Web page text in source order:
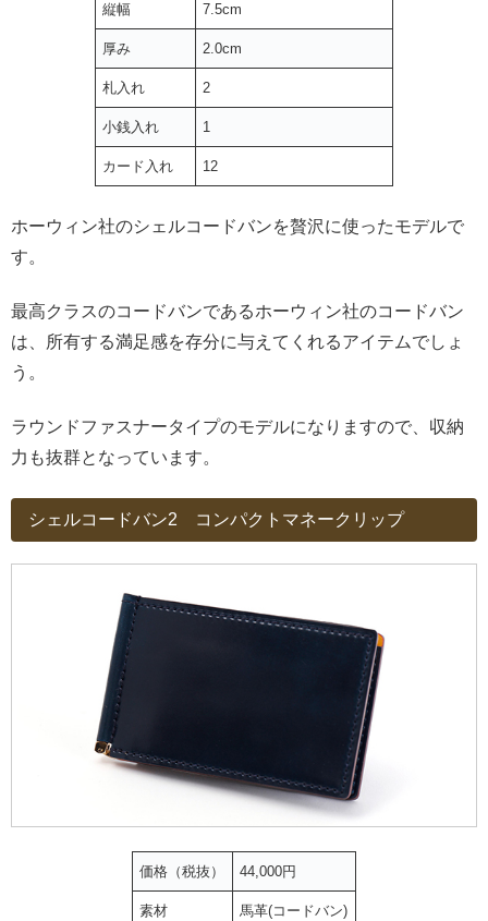
縦幅 7.5cm
厚み 2.0cm
札入れ 2
小銭入れ 1
カード入れ 12
ホーウィン社のシェルコードバンを贅沢に使ったモデルで
す。
最高クラスのコードバンであるホーウィン社のコードバン
は、所有する満足感を存分に与えてくれるアイテムでしょ
う。
ラウンドファスナータイプのモデルになりますので、収納
力も抜群となっています。
シェルコードバン2 コンパクトマネークリップ
価格（税抜） 44,000円
素材 馬革(コードバン)